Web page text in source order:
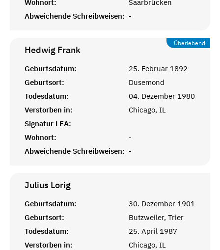
Wohnort:
Saarbrücken
Abweichende Schreibweisen: -
Überlebend
Hedwig Frank
Geburtsdatum:
25. Februar 1892
Geburtsort:
Dusemond
Todesdatum:
04. Dezember 1980
Verstorben in:
Chicago, IL
Signatur LEA:
Wohnort:
-
Abweichende Schreibweisen: -
Julius Lorig
Geburtsdatum:
30. Dezember 1901
Geburtsort:
Butzweiler, Trier
Todesdatum:
25. April 1987
Verstorben in:
Chicago, IL